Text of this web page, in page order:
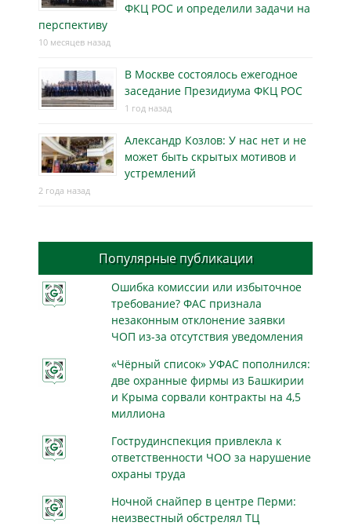
ФКЦ РОС и определили задачи на
перспективу
10 месяцев назад
В Москве состоялось ежегодное
заседание Президиума ФКЦ РОС
1 год назад
Александр Козлов: У нас нет и не
может быть скрытых мотивов и
устремлений
2 года назад
Популярные публикации
Ошибка комиссии или избыточное
требование? ФАС признала
незаконным отклонение заявки
ЧОП из-за отсутствия уведомления
«Чёрный список» УФАС пополнился:
две охранные фирмы из Башкирии
и Крыма сорвали контракты на 4,5
миллиона
Гострудинспекция привлекла к
ответственности ЧОО за нарушение
охраны труда
Ночной снайпер в центре Перми:
неизвестный обстрелял ТЦ